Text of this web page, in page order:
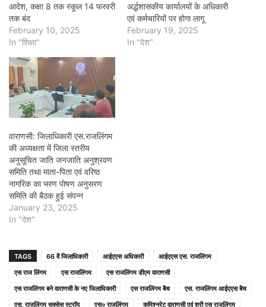
आदेश, कक्षा 8 तक स्कूल 14 फरवरी
तक बंद
February 10, 2025
In "शिक्षा"
अर्द्धशासकीय कार्यालयों के अधिकारी
एवं कर्मचारियों पर होगा लागू
February 19, 2025
In "देश"
वाराणसी: जिलाधिकारी एस.राजलिंगम
की अध्यक्षता में जिला स्तरीय
अनुसूचित जाति जनजाति अनुश्रवण
समिति तथा माता-पिता एवं वरिष्ठ
नागरिक का भरण पोषण अनुसरण
समिति की बैठक हुई संपन्न
January 23, 2025
In "देश"
TAGS 66 वें जिलाधिकारी आईएएस अधिकारी
आईएएस एस. राजलिंगम
एस राज लिंगम
एस राजलिंगम
एस राजलिंगम डीएम वाराणसी
एस राजलिंगम बने वाराणसी के नए जिलाधिकारी
एस राजलिंगम बैच
एस. राजलिंगम आईएएस बैच
एस. राजलिंगम सक्सेस स्ट्रॉय
एस० राजलिंगम
कमिश्नरेट वाराणसी एवं श्री एस राजलिंगम